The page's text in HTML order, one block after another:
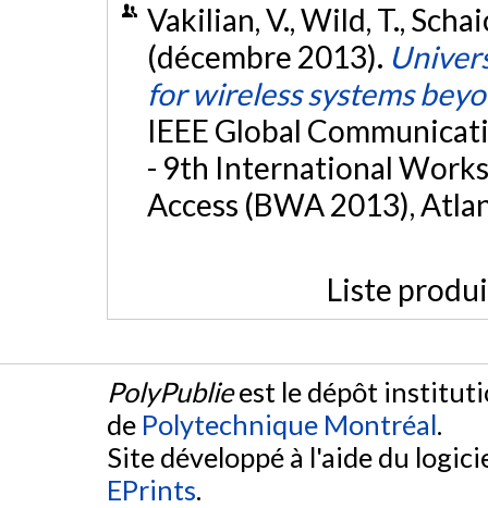
Vakilian, V., Wild, T.,
(décembre 2013).
for wireless systems
IEEE Global
- 9th International
Access (BWA 2013),
Liste
PolyPublieest le dépôt
de Polytechnique Montréal.
Site développé à l'aide du
EPrints.